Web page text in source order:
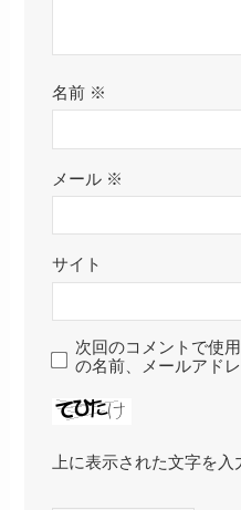
名前 ※
メール ※
サイト
次回のコメントで使
の名前、メールアド
上に表示された文字を入